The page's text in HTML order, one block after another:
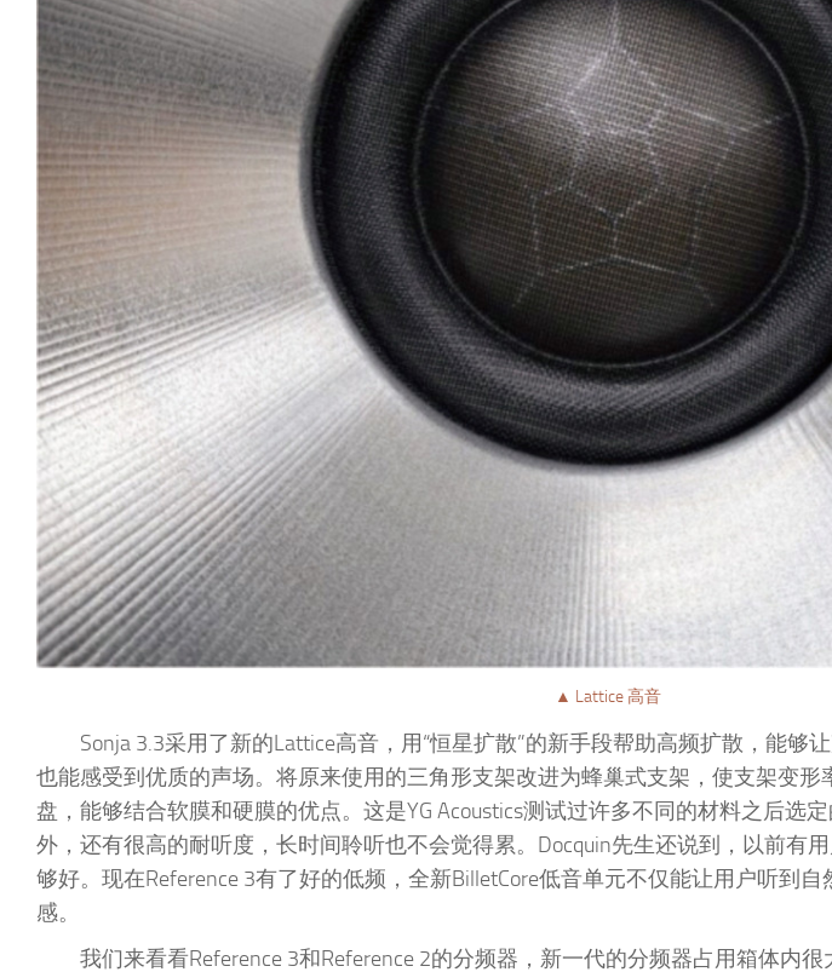
▲ Lattice 高音
Sonja 3.3采用了新的Lattice高音，用“恒星扩散”的新手段帮助高频扩散，能够
也能感受到优质的声场。将原来使用的三角形支架改进为蜂巢式支架，使支架变形
盘，能够结合软膜和硬膜的优点。这是YG Acoustics测试过许多不同的材料之后选
外，还有很高的耐听度，长时间聆听也不会觉得累。Docquin先生还说到，以前有
够好。现在Reference 3有了好的低频，全新BilletCore低音单元不仅能让用户听到
感。
我们来看看Reference 3和Reference 2的分频器，新一代的分频器占用箱体内